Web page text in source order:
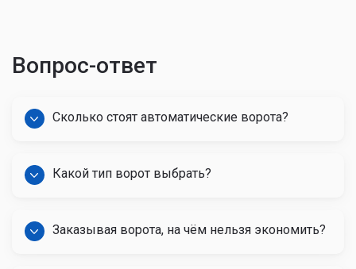
Вопрос-ответ
Сколько стоят автоматические ворота?
Какой тип ворот выбрать?
Заказывая ворота, на чём нельзя экономить?